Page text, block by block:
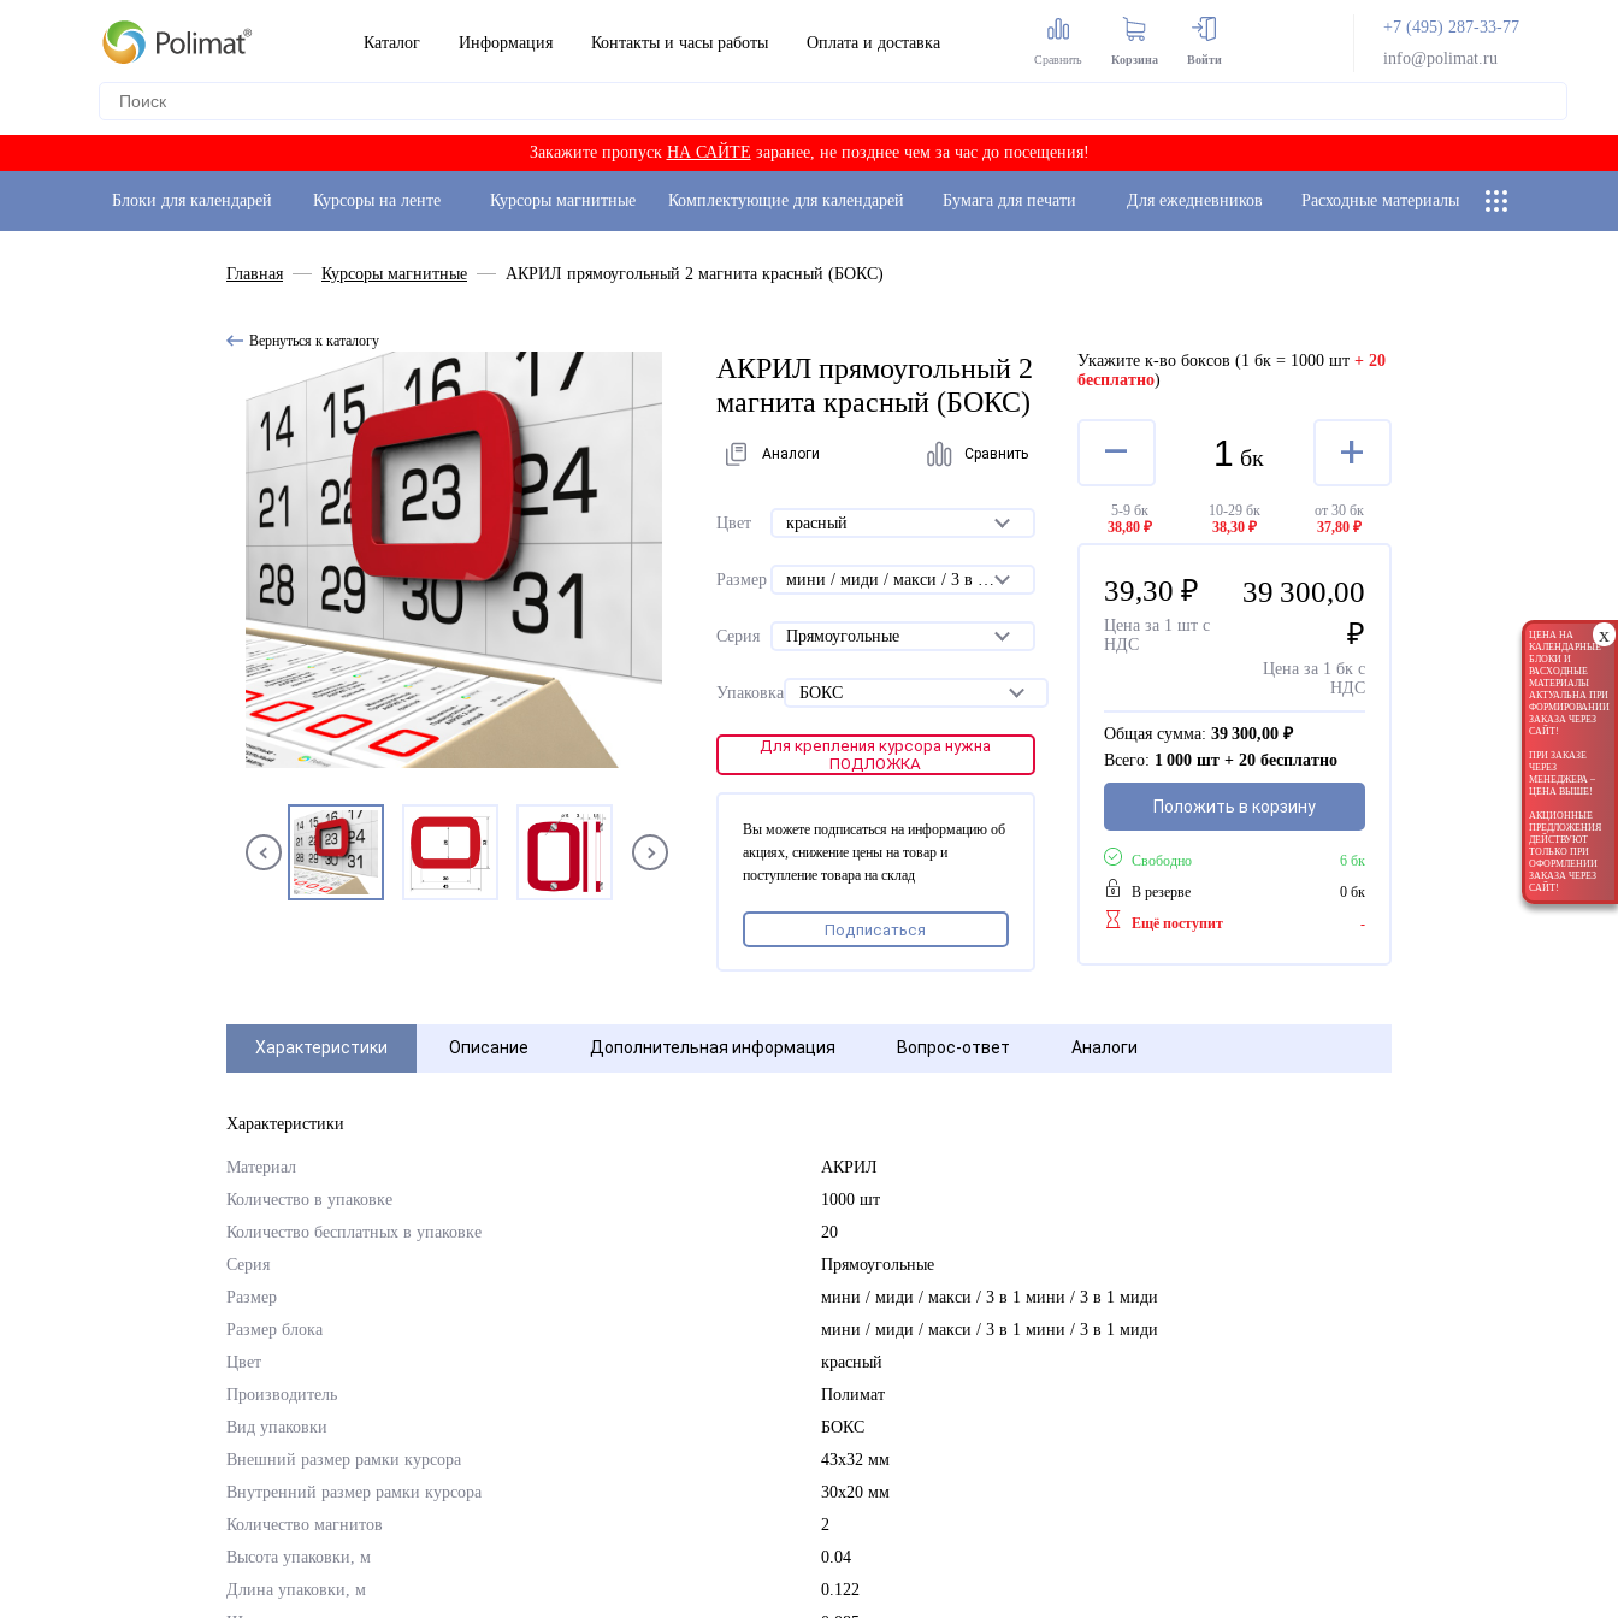
Каталог Информация Контакты и часы работы Оплата и доставка
Сравнить Корзина Войти
+7 (495) 287-33-77
info@polimat.ru
Закажите пропуск НА САЙТЕ заранее, не позднее чем за час до посещения!
Блоки для календарей Курсоры на ленте Курсоры магнитные Комплектующие для календарей Бумага для печати Для ежедневников Расходные материалы
x
ЦЕНА НА
КАЛЕНДАРНЫЕ
БЛОКИ И
РАСХОДНЫЕ
МАТЕРИАЛЫ
АКТУАЛЬНА ПРИ
ФОРМИРОВАНИИ
ЗАКАЗА ЧЕРЕЗ
САЙТ!
ПРИ ЗАКАЗЕ
ЧЕРЕЗ
МЕНЕДЖЕРА –
ЦЕНА ВЫШЕ!
АКЦИОННЫЕ
ПРЕДЛОЖЕНИЯ
ДЕЙСТВУЮТ
ТОЛЬКО ПРИ
ОФОРМЛЕНИИ
ЗАКАЗА ЧЕРЕЗ
САЙТ!
Главная Курсоры магнитные АКРИЛ прямоугольный 2 магнита красный (БОКС)
Вернуться к каталогу
АКРИЛ прямоугольный 2
магнита красный (БОКС)
Аналоги Сравнить
Цвет красный
Размер мини / миди / макси / 3 в 1 мини / 3 в 1 миди
Серия Прямоугольные
Упаковка БОКС
Для крепления курсора нужна
ПОДЛОЖКА
Укажите к-во боксов (1 бк = 1000 шт + 20
бесплатно)
– бк +
5-9 бк
38,80 ₽
10-29 бк
38,30 ₽
от 30 бк
37,80 ₽
39,30 ₽
Цена за 1 шт с
НДС
39 300,00
₽
Цена за 1 бк с
НДС
Общая сумма: 39 300,00₽
Всего: 1 000 шт + 20 бесплатно
Положить в корзину
Свободно
6 бк
В резерве
0 бк
Ещё поступит
-
Вы можете подписаться на информацию об
акциях, снижение цены на товар и
поступление товара на склад
Подписаться
Характеристики Описание Дополнительная информация Вопрос-ответ Аналоги
Характеристики
Материал
АКРИЛ
Количество в упаковке
1000 шт
Количество бесплатных в упаковке
20
Серия
Прямоугольные
Размер
мини / миди / макси / 3 в 1 мини / 3 в 1 миди
Размер блока
мини / миди / макси / 3 в 1 мини / 3 в 1 миди
Цвет
красный
Производитель
Полимат
Вид упаковки
БОКС
Внешний размер рамки курсора
43х32 мм
Внутренний размер рамки курсора
30х20 мм
Количество магнитов
2
Высота упаковки, м
0.04
Длина упаковки, м
0.122